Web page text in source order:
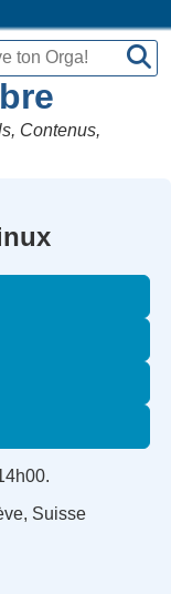
Contenus,
Suisse